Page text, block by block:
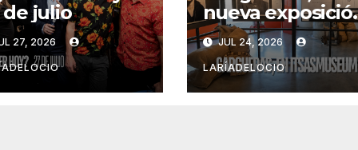
de julio
27, 2026
nueva
deJUL 24, 2026
LARÍADELOCIO